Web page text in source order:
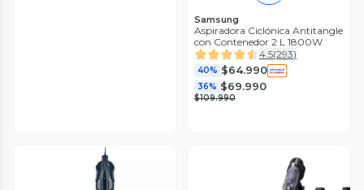
Samsung
Aspiradora Ciclónica Antitangle
con Contenedor 2 L 1800W
4.5(293)
40% $64.990
36% $69.990
$109.990